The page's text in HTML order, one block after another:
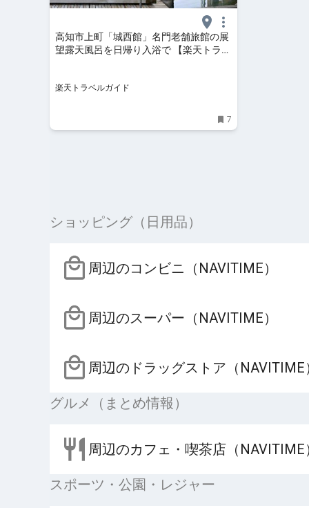
高知市上町「城西館」名門老舗旅館の展
望露天風呂を日帰り入浴で 【楽天トラベ
楽天トラベルガイド
7
ショッピング（日用品）
周辺のコンビニ（NAVITIME）
周辺のスーパー（NAVITIME）
周辺のドラッグストア（NAVITIME
グルメ（まとめ情報）
周辺のカフェ・喫茶店（NAVITIME
スポーツ・公園・レジャー